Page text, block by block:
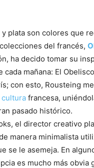
y plata son colores que
del francés,
ha decido tomar su
cada mañana: El
con esto, Rousteing
cultura francesa,
pasado histórico.
el director creativo
manera minimalista
se le asemeja. En
es mucho más obvia